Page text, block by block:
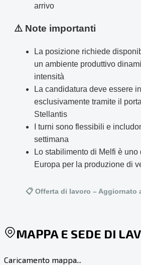
arrivo
⚠️ Note importanti
La posizione richiede
un ambiente produttivo
intensità
La candidatura deve essere
esclusivamente tramite il
Stellantis
I turni sono flessibili e
settimana
Lo stabilimento di Melfi è
Europa per la produzione di
📋 Offerta di lavoro – Aggiornato
MAPPA E SEDE DI
Caricamento mappa...